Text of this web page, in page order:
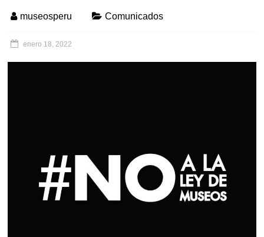
museosperu Comunicados
enero 18, 2022